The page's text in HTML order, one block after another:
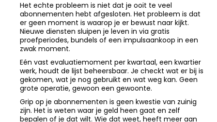
Het echte probleem is niet dat je ooit te veel
abonnementen hebt afgesloten. Het probleem is dat
er geen moment is waarop je er bewust naar kijkt.
Nieuwe diensten sluipen je leven in via gratis
proefperiodes, bundels of een impulsaankoop in een
zwak moment.
Eén vast evaluatiemoment per kwartaal, een kwartier
werk, houdt de lijst beheersbaar. Je checkt wat er bij is
gekomen, wat je nog gebruikt en wat weg kan. Geen
grote operatie, gewoon een gewoonte.
Grip op je abonnementen is geen kwestie van zuinig
zijn. Het is weten waar je geld heen gaat en zelf
bepalen of je dat wilt. Wie dat weet, heeft meer aan